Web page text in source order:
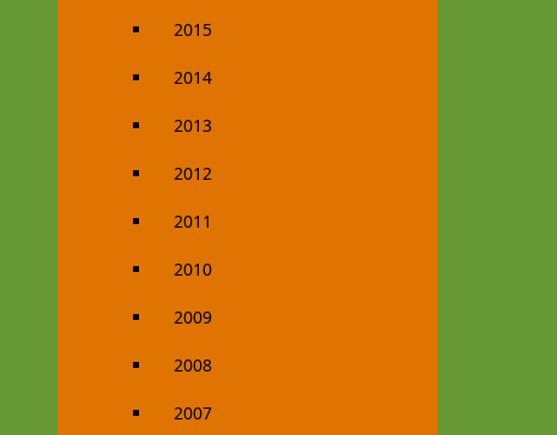
2015
2014
2013
2012
2011
2010
2009
2008
2007